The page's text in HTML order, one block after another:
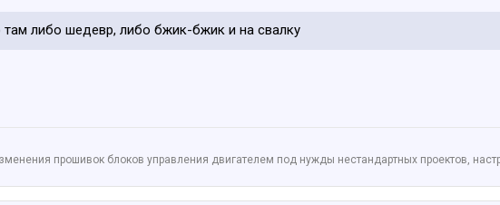
там либо шедевр, либо бжик-бжик и на свалку
прошивок блоков управления двигателем под нужды нестандартных проектов,